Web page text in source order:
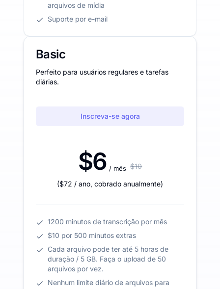
arquivos de mídia
Suporte por e-mail
Basic
Perfeito para usuários regulares e tarefas
diárias.
Inscreva-se agora
$6 / mês $10
($72 / ano, cobrado anualmente)
1200 minutos de transcrição por mês
$10 por 500 minutos extras
Cada arquivo pode ter até 5 horas de
duração / 5 GB. Faça o upload de 50
arquivos por vez.
Nenhum limite diário de arquivos para